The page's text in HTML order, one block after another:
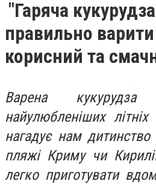
"Гаряча
правильно
корисний та
Варена
найулюбленіших
нагадує нам
пляжі Криму чи
легко приготувати